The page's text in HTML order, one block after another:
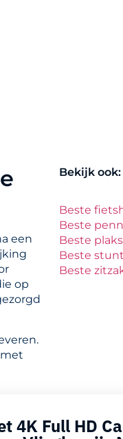
een
op
Bekijk ook:
Beste
Beste
Beste
Beste
Beste
4K Full HD